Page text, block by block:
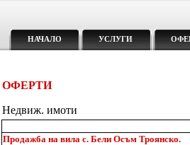
НАЧАЛО УСЛУГИ
ОФЕРТИ
Недвиж. имоти
Продажба на вила с. Бели Осъм Троянско.